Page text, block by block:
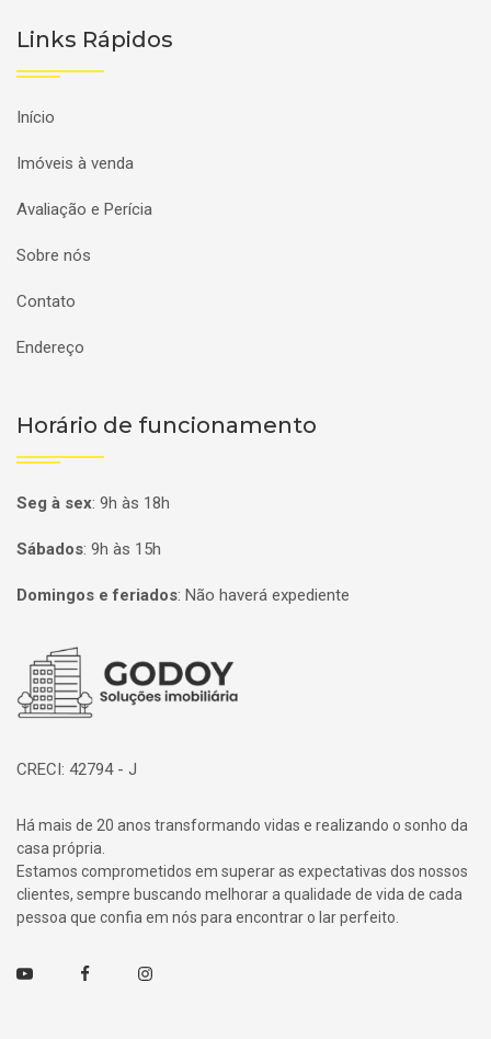
Links Rápidos
Início
Imóveis à venda
Avaliação e Perícia
Sobre nós
Contato
Endereço
Horário de funcionamento
Seg à sex: 9h às 18h
Sábados: 9h às 15h
Domingos e feriados: Não haverá expediente
Página inicial
CRECI: 42794 - J
Há mais de 20 anos transformando vidas e realizando o sonho da
casa própria.
Estamos comprometidos em superar as expectativas dos nossos
clientes, sempre buscando melhorar a qualidade de vida de cada
pessoa que confia em nós para encontrar o lar perfeito.
Youtube FacebookInstagram